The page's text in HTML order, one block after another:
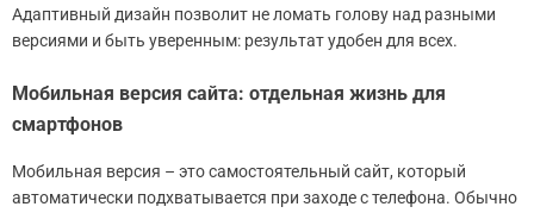
Адаптивный дизайн позволит не ломать голову над разными
версиями и быть уверенным: результат удобен для всех.
Мобильная версия сайта: отдельная жизнь для
смартфонов
Мобильная версия – это самостоятельный сайт, который
автоматически подхватывается при заходе с телефона. Обычно